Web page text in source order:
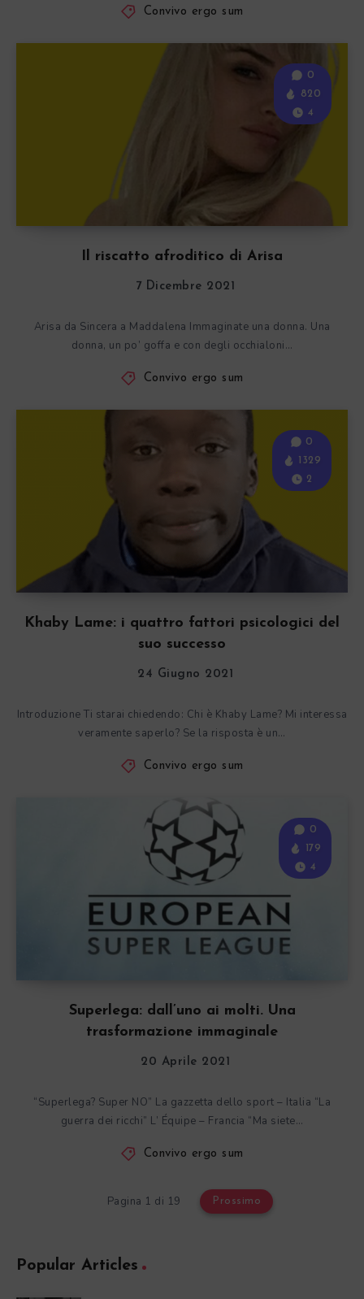
Convivo ergo sum
Il riscatto afroditico di Arisa
0
820
4
7 Dicembre 2021
Arisa da Sincera a Maddalena Immaginate una donna. Una
donna, un po’ goffa e con degli occhialoni…
Convivo ergo sum
Khaby Lame: i quattro fattori psicologici del
suo successo
0
1329
2
24 Giugno 2021
Introduzione Ti starai chiedendo: Chi è Khaby Lame? Mi interessa
veramente saperlo? Se la risposta è un…
Convivo ergo sum
Superlega: dall’uno ai molti. Una
trasformazione immaginale
0
179
4
20 Aprile 2021
“Superlega? Super NO” La gazzetta dello sport – Italia “La
guerra dei ricchi” L’ Équipe – Francia “Ma siete…
Convivo ergo sum
Pagina 1 di 19 Prossimo
Popular Articles